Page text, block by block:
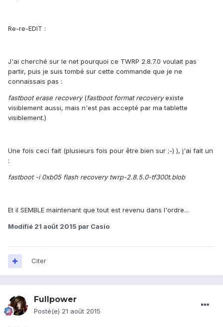
Re-re-EDIT :
J'ai cherché sur le net pourquoi ce TWRP 2.8.7.0 voulait pas
partir, puis je suis tombé sur cette commande que je ne
connaissais pas :
fastboot erase recovery(fastboot format recoveryexiste
visiblement aussi, mais n'est pas accepté par ma tablette
visiblement.)
Une fois ceci fait (plusieurs fois pour être bien sur ;-) ), j'ai fait un
:
fastboot -i 0xb05 flash recovery twrp-2.8.5.0-tf300t.blob
Et il SEMBLE maintenant que tout est revenu dans l'ordre...
Modifié 21 août 2015 par Casio
Citer
Fullpower
Posté(e) 21 août 2015